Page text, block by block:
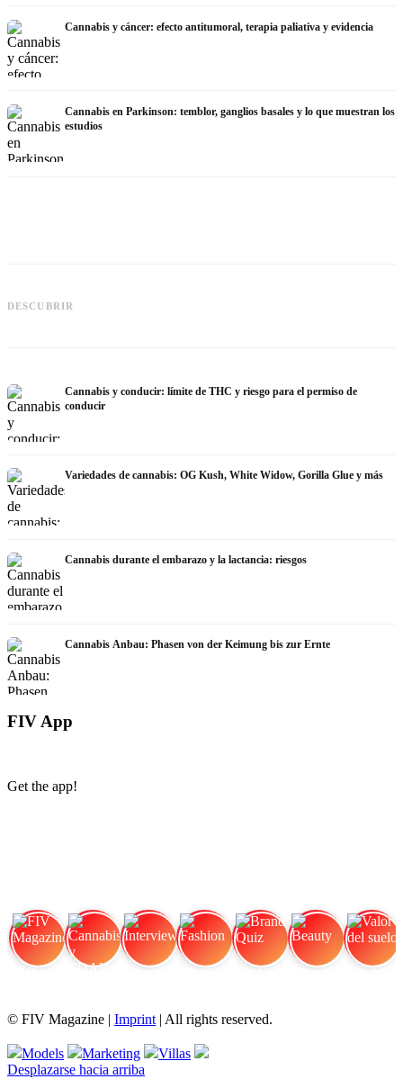
Cannabis y cáncer: efecto antitumoral, terapia paliativa y evidencia
Cannabis en Parkinson: temblor, ganglios basales y lo que muestran los
estudios
DESCUBRIR
estudios
Cannabis y conducir: límite de THC y riesgo para el permiso de
conducir
Variedades de cannabis: OG Kush, White Widow, Gorilla Glue y más
Cannabis durante el embarazo y la lactancia: riesgos
Cannabis Anbau: Phasen von der Keimung bis zur Ernte
FIV App
Get the app!
© FIV Magazine | Imprint | All rights reserved.
Models Marketing
Villas
Desplazarse hacia arriba